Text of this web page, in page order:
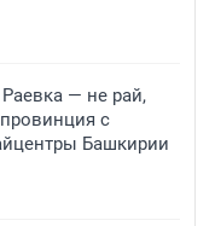
— не рай,
с
Башкирии